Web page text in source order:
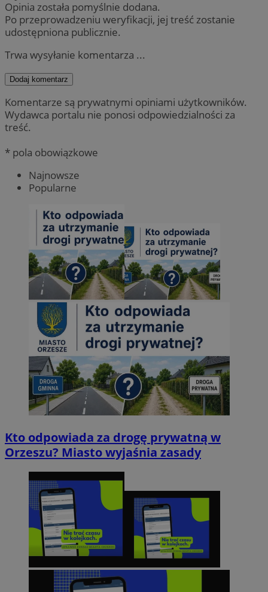
Opinia została pomyślnie dodana.
Po przeprowadzeniu weryfikacji, jej treść zostanie
udostępniona publicznie.
Trwa wysyłanie komentarza ...
Dodaj komentarz
Komentarze są prywatnymi opiniami użytkowników.
Wydawca portalu nie ponosi odpowiedzialności za
treść.
* pola obowiązkowe
Najnowsze
Popularne
Kto odpowiada za drogę prywatną w
Orzeszu? Miasto wyjaśnia zasady